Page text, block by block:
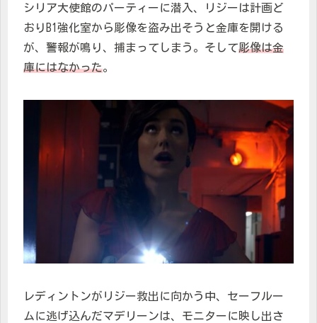
シリア大使館のパーティーに潜入、リジーは計画ど
おりB1強化室から彫像を盗み出そうと金庫を開ける
が、警報が鳴り、捕まってしまう。そして彫像は金
庫にはなかった。
レディントンがリジー救出に向かう中、セーフルー
ムに逃げ込んだマデリーンは、モニターに映し出さ